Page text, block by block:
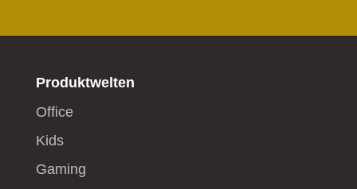
Produktwelten
Office
Kids
Gaming